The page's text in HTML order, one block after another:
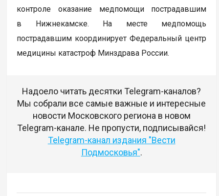
контроле оказание медпомощи пострадавшим
в Нижнекамске. На месте медпомощь
пострадавшим координирует Федеральный центр
медицины катастроф Минздрава России.
Надоело читать десятки Telegram-каналов?
Мы собрали все самые важные и интересные
новости Московского региона в новом
Telegram-канале. Не пропусти, подписывайся!
Telegram-канал издания "Вести
Подмосковья".